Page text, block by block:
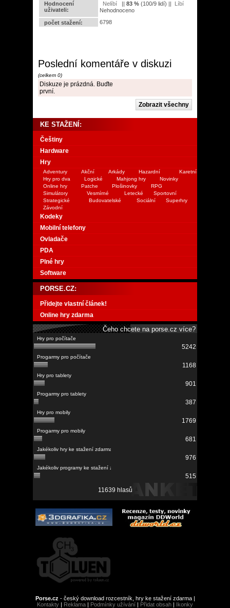
Hodnocení
uživateli:
|| 83 % (100/9 lidí) ||
Nehodnoceno
počet stažení:
6798
Poslední komentáře v diskuzi
(celkem 0)
Diskuze je prázdná. Buďte
první.
KE STAŽENÍ:
Češtiny
Hardware
Hry
Adventury Akční Arkády Hazardní
Karetní
Hry pro dva
Logické Mahjong hry
Novinky
Online hry
Patche Plošinovky
RPG
Simulátory
Vesmírné Letecké
Sportovní
Strategické
Budovatelské Sociální
Superhry
Závodní
Kodeky
Mobilní telefony
Ovladače
PDA
Plné hry
Software
PORSE.CZ:
Přidejte vlastní článek!
Online hry zdarma
Čeho chcete na porse.cz více?
5242
1168
901
387
1769
681
976
515
11639 hlasů
Porse.cz - český download rozcestník, hry ke stažení zdarma |
Kontakty | Reklama | Podmínky užívání | Přidat obsah | Ikonky